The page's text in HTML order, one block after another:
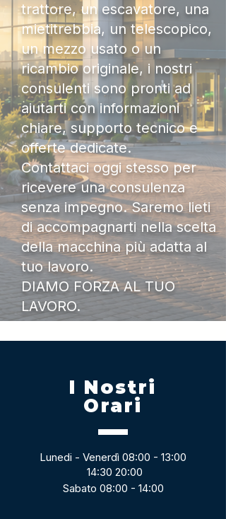
trattore, un escavatore, una
mietitrebbia, un telescopico,
un mezzo usato o un
ricambio originale, i nostri
consulenti sono pronti ad
aiutarti con informazioni
chiare, supporto tecnico e
offerte dedicate.
Contattaci oggi stesso per
ricevere una consulenza
senza impegno. Saremo lieti
di accompagnarti nella scelta
della macchina più adatta al
tuo lavoro.
DIAMO FORZA AL TUO
LAVORO.
I Nostri
Orari
Lunedi - Venerdì 08:00 - 13:00
14:30 20:00
Sabato 08:00 - 14:00